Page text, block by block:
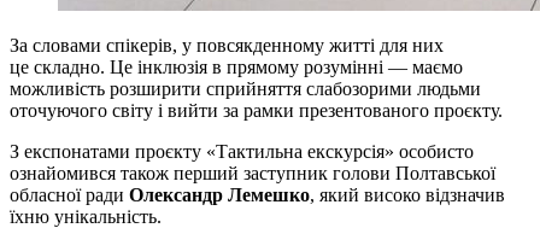
За словами спікерів, у повсякденному житті для них
це складно. Це інклюзія в прямому розумінні — маємо
можливість розширити сприйняття слабозорими людьми
оточуючого світу і вийти за рамки презентованого проєкту.
З експонатами проєкту «Тактильна екскурсія» особисто
ознайомився також перший заступник голови Полтавської
обласної ради Олександр Лемешко, який високо відзначив
їхню унікальність.